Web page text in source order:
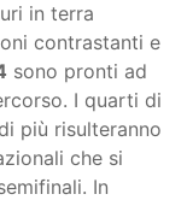
in terra
contrastanti e
sono pronti ad
I quarti di
più risulteranno
che si
In